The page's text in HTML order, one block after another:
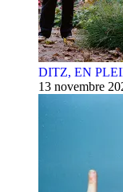
DITZ, EN
13 novembre